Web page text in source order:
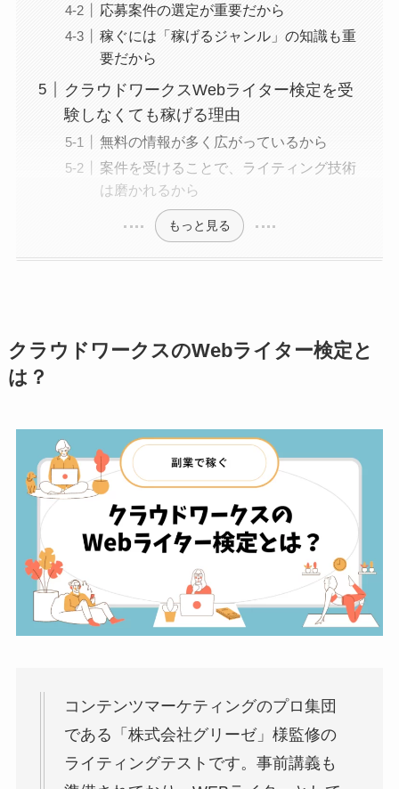
応募案件の選定が重要だから
稼ぐには「稼げるジャンル」の知識も重
要だから
クラウドワークスWebライター検定を受
験しなくても稼げる理由
無料の情報が多く広がっているから
案件を受けることで、ライティング技術
は磨かれるから
もっと見る
クラウドワークスのWebライター検定と
は？
コンテンツマーケティングのプロ集団
である「株式会社グリーゼ」様監修の
ライティングテストです。事前講義も